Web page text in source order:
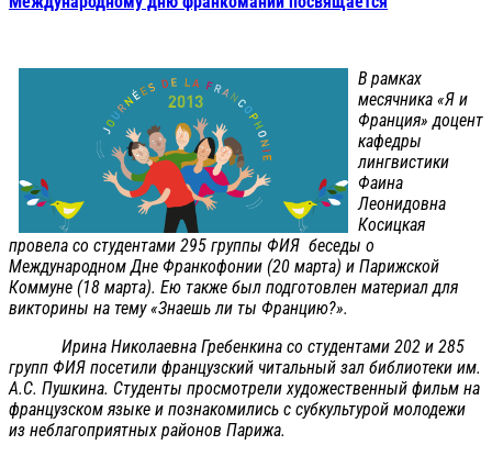
В рамках
месячника «Я и
Франция» доцент
кафедры
лингвистики
Фаина
Леонидовна
Косицкая
провела со студентами 295 группы ФИЯ беседы о
Международном Дне Франкофонии (20 марта) и Парижской
Коммуне (18 марта). Ею также был подготовлен материал для
викторины на тему «Знаешь ли ты Францию?».
Ирина Николаевна Гребенкина со студентами 202 и 285
групп ФИЯ посетили французский читальный зал библиотеки им.
А.С. Пушкина. Студенты просмотрели художественный фильм на
французском языке и познакомились с субкультурой молодежи
из неблагоприятных районов Парижа.